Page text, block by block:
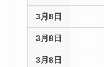
3月8日
3月8日
3月8日